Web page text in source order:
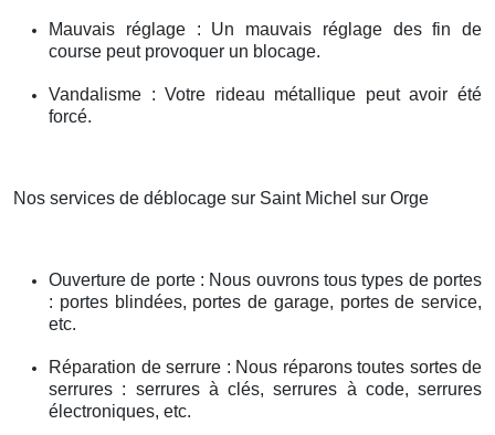
Mauvais réglage : Un mauvais réglage des fin de
course peut provoquer un blocage.
Vandalisme : Votre rideau métallique peut avoir été
forcé.
Nos services de déblocage sur Saint Michel sur Orge
Ouverture de porte : Nous ouvrons tous types de portes
: portes blindées, portes de garage, portes de service,
etc.
Réparation de serrure : Nous réparons toutes sortes de
serrures : serrures à clés, serrures à code, serrures
électroniques, etc.